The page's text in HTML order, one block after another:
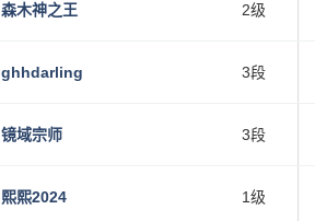
森木神之王 2级
ghhdarling 3段
镜域宗师 3段
熙熙2024 1级